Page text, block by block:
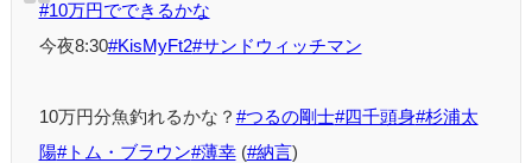
#10万円でできるかな
今夜8:30#KisMyFt2#サンドウィッチマン
10万円分魚釣れるかな？ #つるの剛士#四千頭身#杉浦太
陽#トム・ブラウン#薄幸(#納言)